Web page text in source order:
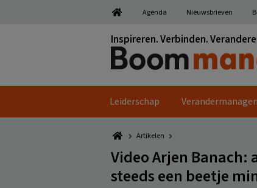
Agenda Nieuwsbrieven
Inspireren. Verbinden.
Leiderschap
Artikelen
Video Arjen
steeds een beetje